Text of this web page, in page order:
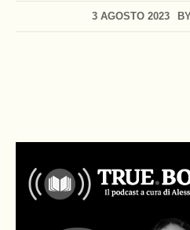
3 AGOSTO 2023